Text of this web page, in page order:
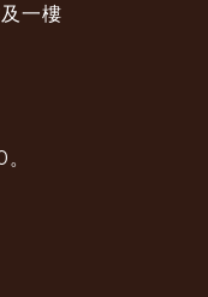
一樓